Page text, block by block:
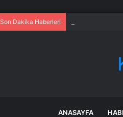
Son Dakika Haberleri
ANASAYFA